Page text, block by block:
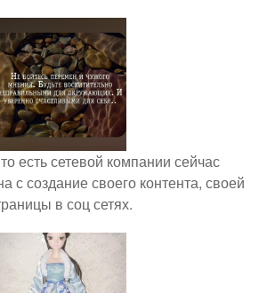
есть сетевой компании сейчас
с создание своего контента, своей
в соц сетях.